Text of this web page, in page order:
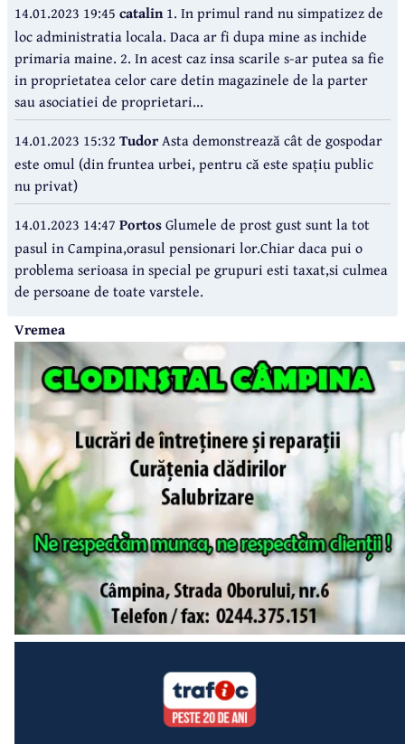
14.01.2023 19:45 catalin1. In primul rand nu simpatizez de
loc administratia locala. Daca ar fi dupa mine as inchide
primaria maine. 2. In acest caz insa scarile s-ar putea sa fie
in proprietatea celor care detin magazinele de la parter
sau asociatiei de proprietari...
14.01.2023 15:32 TudorAsta demonstrează cât de gospodar
este omul (din fruntea urbei, pentru că este spațiu public
nu privat)
14.01.2023 14:47 PortosGlumele de prost gust sunt la tot
pasul in Campina,orasul pensionari lor.Chiar daca pui o
problema serioasa in special pe grupuri esti taxat,si culmea
de persoane de toate varstele.
Vremea